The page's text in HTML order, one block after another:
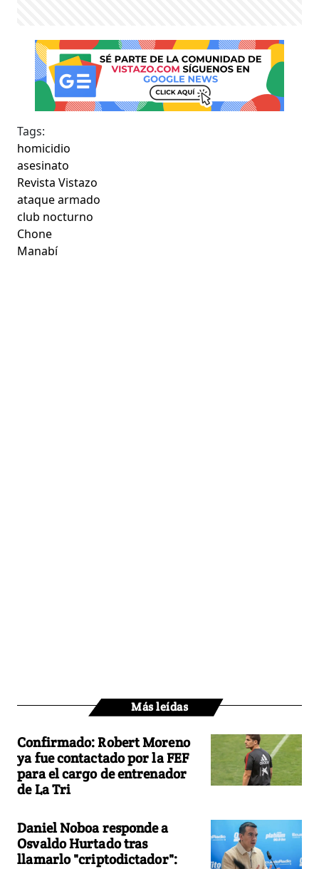
Tags:
homicidio
asesinato
Revista Vistazo
ataque armado
club nocturno
Chone
Manabí
Más leídas
Confirmado: Robert Moreno
ya fue contactado por la FEF
para el cargo de entrenador
de La Tri
Daniel Noboa responde a
Osvaldo Hurtado tras
llamarlo "criptodictador":